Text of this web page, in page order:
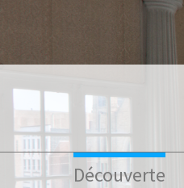
Découverte